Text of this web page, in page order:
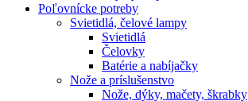
Poľovnícke potreby
Svietidlá, čelové lampy
Svietidlá
Čelovky
Batérie a nabíjačky
Nože a príslušenstvo
Nože, dýky, mačety, škrabky